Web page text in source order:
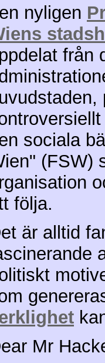
nyligen
från
sociala
(FSW)
följa.
är alltid
Mr